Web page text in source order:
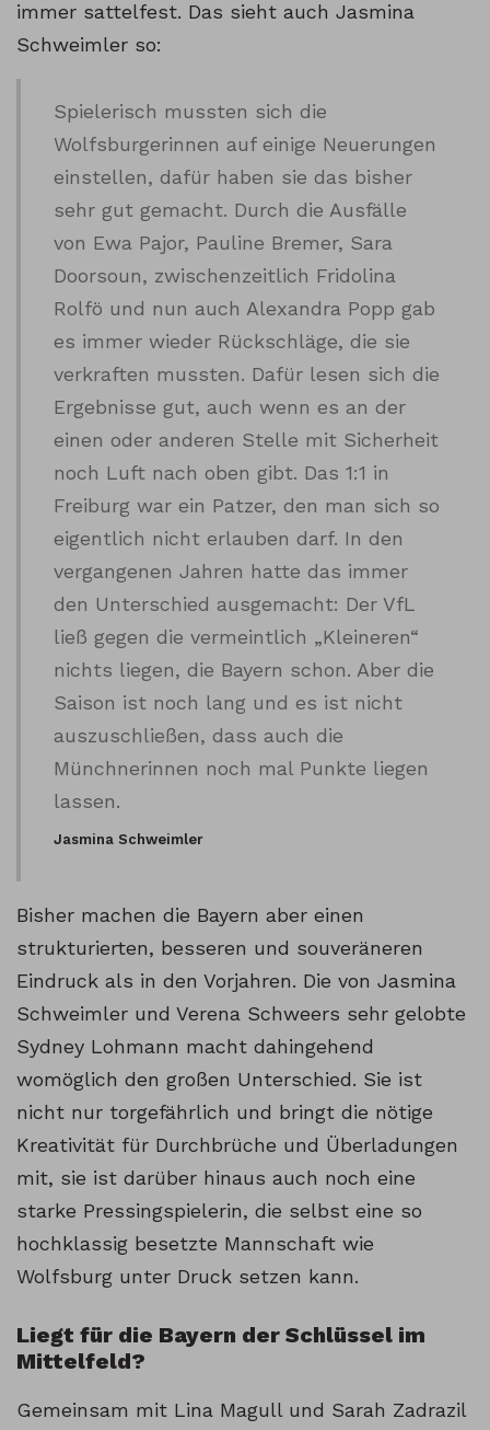
immer sattelfest. Das sieht auch Jasmina
Schweimler so:
Spielerisch mussten sich die
Wolfsburgerinnen auf einige Neuerungen
einstellen, dafür haben sie das bisher
sehr gut gemacht. Durch die Ausfälle
von Ewa Pajor, Pauline Bremer, Sara
Doorsoun, zwischenzeitlich Fridolina
Rolfö und nun auch Alexandra Popp gab
es immer wieder Rückschläge, die sie
verkraften mussten. Dafür lesen sich die
Ergebnisse gut, auch wenn es an der
einen oder anderen Stelle mit Sicherheit
noch Luft nach oben gibt. Das 1:1 in
Freiburg war ein Patzer, den man sich so
eigentlich nicht erlauben darf. In den
vergangenen Jahren hatte das immer
den Unterschied ausgemacht: Der VfL
ließ gegen die vermeintlich „Kleineren“
nichts liegen, die Bayern schon. Aber die
Saison ist noch lang und es ist nicht
auszuschließen, dass auch die
Münchnerinnen noch mal Punkte liegen
lassen.
Jasmina Schweimler
Bisher machen die Bayern aber einen
strukturierten, besseren und souveräneren
Eindruck als in den Vorjahren. Die von Jasmina
Schweimler und Verena Schweers sehr gelobte
Sydney Lohmann macht dahingehend
womöglich den großen Unterschied. Sie ist
nicht nur torgefährlich und bringt die nötige
Kreativität für Durchbrüche und Überladungen
mit, sie ist darüber hinaus auch noch eine
starke Pressingspielerin, die selbst eine so
hochklassig besetzte Mannschaft wie
Wolfsburg unter Druck setzen kann.
Liegt für die Bayern der Schlüssel im
Mittelfeld?
Gemeinsam mit Lina Magull und Sarah Zadrazil